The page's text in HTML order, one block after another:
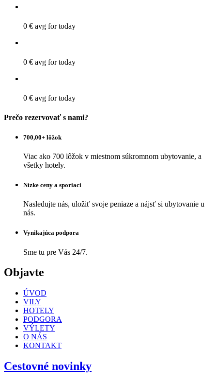
0 € avg for today
0 € avg for today
0 € avg for today
Prečo rezervovať s nami?
700,00+ lôžok
Viac ako 700 lôžok v miestnom súkromnom ubytovanie, a
všetky hotely.
Nízke ceny a sporiaci
Nasledujte nás, uložiť svoje peniaze a nájsť si ubytovanie u
nás.
Vynikajúca podpora
Sme tu pre Vás 24/7.
Objavte
ÚVOD
VILY
HOTELY
PODGORA
VÝLETY
O NÁS
KONTAKT
Cestovné novinky